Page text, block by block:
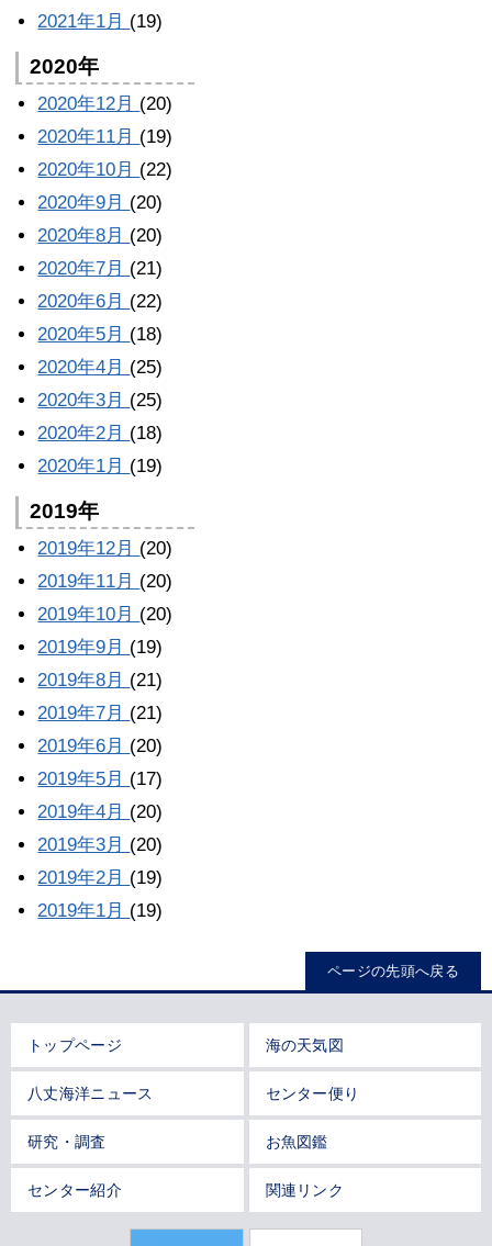
2021年1月 (19)
2020年
2020年12月 (20)
2020年11月 (19)
2020年10月 (22)
2020年9月 (20)
2020年8月 (20)
2020年7月 (21)
2020年6月 (22)
2020年5月 (18)
2020年4月 (25)
2020年3月 (25)
2020年2月 (18)
2020年1月 (19)
2019年
2019年12月 (20)
2019年11月 (20)
2019年10月 (20)
2019年9月 (19)
2019年8月 (21)
2019年7月 (21)
2019年6月 (20)
2019年5月 (17)
2019年4月 (20)
2019年3月 (20)
2019年2月 (19)
2019年1月 (19)
ページの先頭へ戻る
トップページ 海の天気図
八丈海洋ニュース センター便り
研究・調査 お魚図鑑
センター紹介 関連リンク